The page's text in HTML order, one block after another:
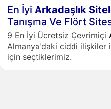
En İyi Arkadaşlık
Tanışma Ve Flört
9 En İyi Ücretsiz Çevrimiçi
Almanya'daki ciddi ilişkiler
için seçtiklerimiz.